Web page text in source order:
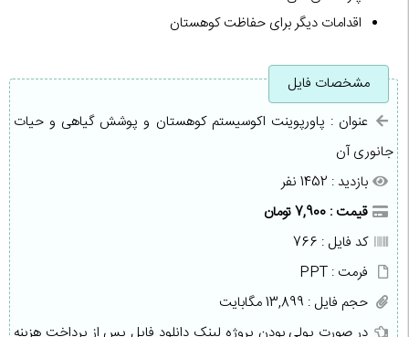
اقدامات دیگر برای حفاظت کوهستان
مشخصات فایل
عنوان : پاورپوینت اکوسيستم کوهستان و پوشش گیاهی و حیات
جانوری آن
بازدید : 1452 نفر
قیمت : 7,900 تومان
کد فایل : 766
فرمت : PPT
حجم فایل : 13,899 مگابایت